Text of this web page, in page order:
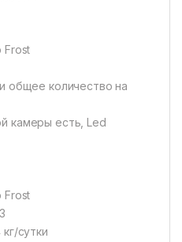
Frost
общее количество на
камеры есть, Led
Frost
сутки